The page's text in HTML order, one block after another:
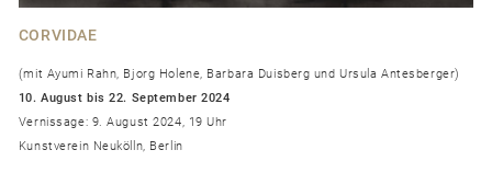
CORVIDAE
(mit Ayumi Rahn, Bjorg Holene, Barbara Duisberg und Ursula Antesberger)
10. August bis 22. September 2024
Vernissage: 9. August 2024, 19 Uhr
Kunstverein Neukölln, Berlin